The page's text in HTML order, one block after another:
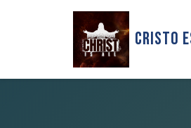
Cristo